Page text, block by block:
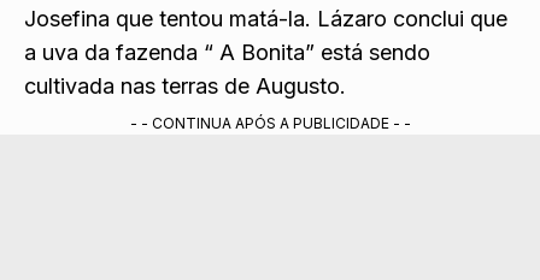
Josefina que tentou matá-la. Lázaro conclui que
a uva da fazenda “ A Bonita” está sendo
cultivada nas terras de Augusto.
- - CONTINUA APÓS A PUBLICIDADE - -